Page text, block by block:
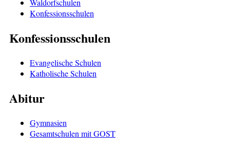
Waldorfschulen
Konfessionsschulen
Konfessionsschulen
Evangelische Schulen
Katholische Schulen
Abitur
Gymnasien
Gesamtschulen mit GOST